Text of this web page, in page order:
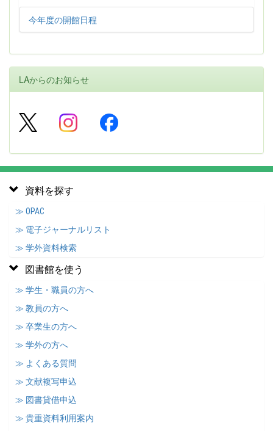
今年度の開館日程
LAからのお知らせ
資料を探す
≫ OPAC
≫ 電子ジャーナルリスト
≫ 学外資料検索
図書館を使う
≫ 学生・職員の方へ
≫ 教員の方へ
≫ 卒業生の方へ
≫ 学外の方へ
≫ よくある質問
≫ 文献複写申込
≫ 図書貸借申込
≫ 貴重資料利用案内